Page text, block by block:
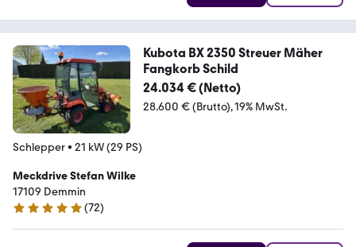
Kubota BX 2350 Streuer Mäher
Fangkorb Schild
24.034 € (Netto)
28.600 € (Brutto) 19% MwSt.
Schlepper• 21 kW (29 PS)
Meckdrive Stefan Wilke
17109 Demmin
4.8 Sterne
(72)